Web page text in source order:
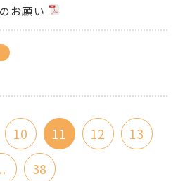
お願い
10 11 12
13
38